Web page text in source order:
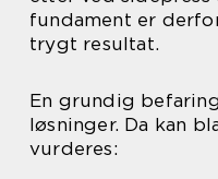
fundament er
trygt resultat.
En grundig
løsninger. Da kan
vurderes: